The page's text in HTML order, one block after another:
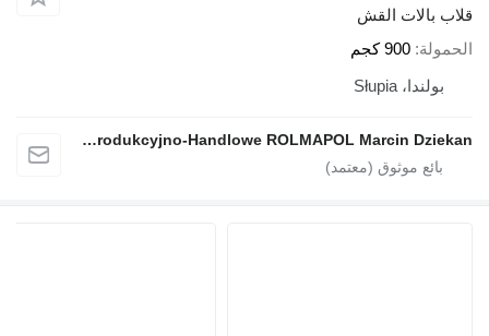
قلاب بالات القش
الحمولة 900 كجم
بولندا، Słupia
Przedsiębiorstwo Produkcyjno-Handlowe ROLMAPOL Marcin Dziekan